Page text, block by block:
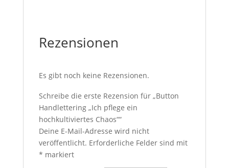
Rezensionen
Es gibt noch keine Rezensionen.
Schreibe die erste Rezension für „Button
Handlettering „Ich pflege ein
hochkultiviertes Chaos““
Deine E-Mail-Adresse wird nicht
veröffentlicht. Erforderliche Felder sind mit
* markiert